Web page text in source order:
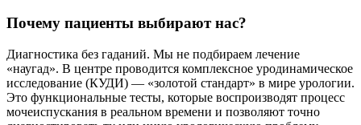
Почему пациенты выбирают нас?
Диагностика без гаданий. Мы не подбираем лечение
«наугад». В центре проводится комплексное уродинамическое
исследование (КУДИ) — «золотой стандарт» в мире урологии.
Это функциональные тесты, которые воспроизводят процесс
мочеиспускания в реальном времени и позволяют точно